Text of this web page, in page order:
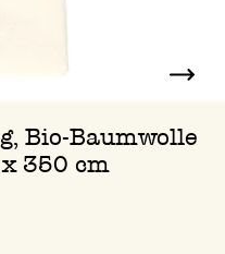
Bio-Baumwolle
x 350 cm